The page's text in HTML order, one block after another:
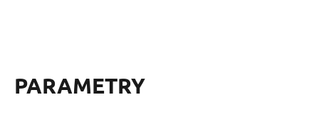
PARAMETRY